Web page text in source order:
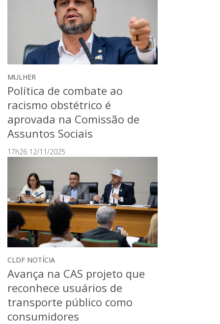
MULHER
Política de combate ao
racismo obstétrico é
aprovada na Comissão de
Assuntos Sociais
17h26 12/11/2025
CLDF NOTÍCIA
Avança na CAS projeto que
reconhece usuários de
transporte público como
consumidores